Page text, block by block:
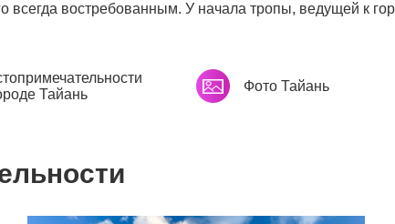
востребованным. У начала тропы, ведущей к
Тайань
Фото Тайань